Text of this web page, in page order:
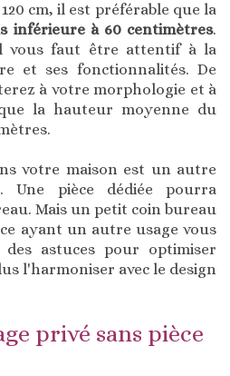
cm, il est préférable que la
inférieure à 60 centimètres.
vous faut être attentif à la
et ses fonctionnalités. De
à votre morphologie et à
la hauteur moyenne du
votre maison est un autre
Une pièce dédiée pourra
Mais un petit coin bureau
ayant un autre usage vous
astuces pour optimiser
l'harmoniser avec le design
privé sans pièce